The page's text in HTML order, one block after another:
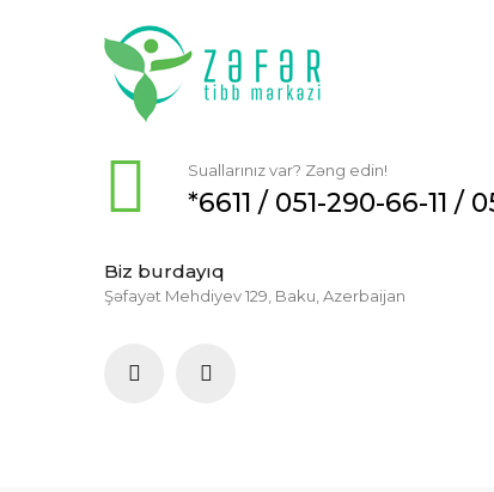
Suallarınız var? Zəng edin!
*6611 / 051-290-66-11 /
Biz burdayıq
Şəfayət Mehdiyev 129, Baku, Azerbaijan